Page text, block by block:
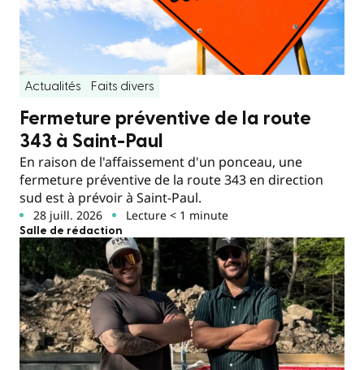
Actualités Faits divers
Fermeture préventive de la route
343 à Saint-Paul
En raison de l'affaissement d'un ponceau, une
fermeture préventive de la route 343 en direction
sud est à prévoir à Saint-Paul.
28 juill. 2026 Lecture < 1 minute
Salle de rédaction